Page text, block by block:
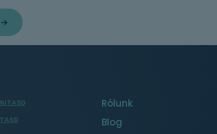
Rólunk
Blog